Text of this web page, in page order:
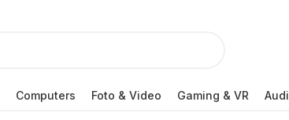
Computers Foto & Video Gaming & VR